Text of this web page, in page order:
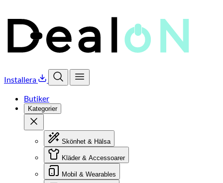
Installera
Öppna sökÖppna meny
Butiker
Kategorier
Stäng
Skönhet & Hälsa
Kläder & Accessoarer
Mobil & Wearables